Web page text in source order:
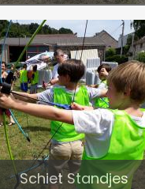
Schiet Standjes